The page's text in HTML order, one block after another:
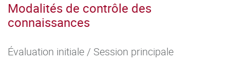
Modalités de contrôle des
connaissances
Évaluation initiale / Session principale